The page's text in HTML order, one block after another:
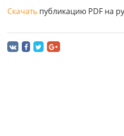
Скачать публикацию PDF на